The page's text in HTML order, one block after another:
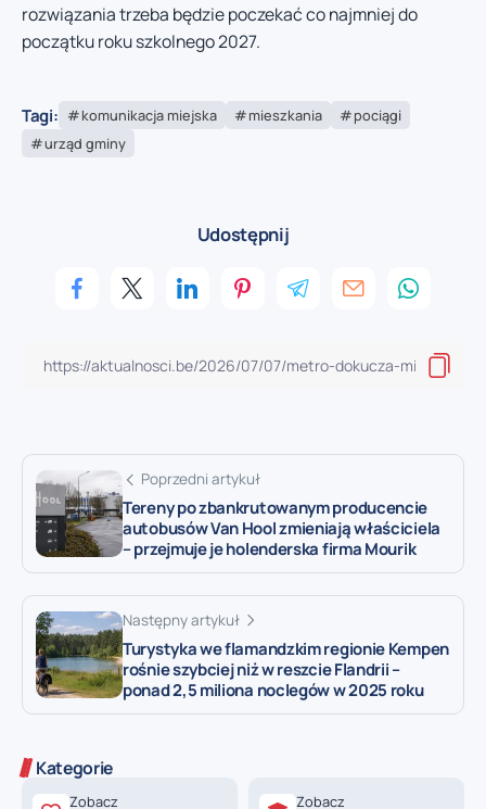
rozwiązania trzeba będzie poczekać co najmniej do
początku roku szkolnego 2027.
Tagi: komunikacja miejska mieszkania
pociągi
urząd gminy
Udostępnij
Poprzedni artykuł
Tereny po zbankrutowanym producencie
autobusów Van Hool zmieniają właściciela
– przejmuje je holenderska firma Mourik
Następny artykuł
Turystyka we flamandzkim regionie Kempen
rośnie szybciej niż w reszcie Flandrii –
ponad 2,5 miliona noclegów w 2025 roku
Kategorie
Zobacz Zobacz